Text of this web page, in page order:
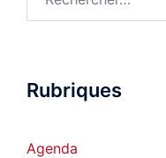
Rubriques
Agenda